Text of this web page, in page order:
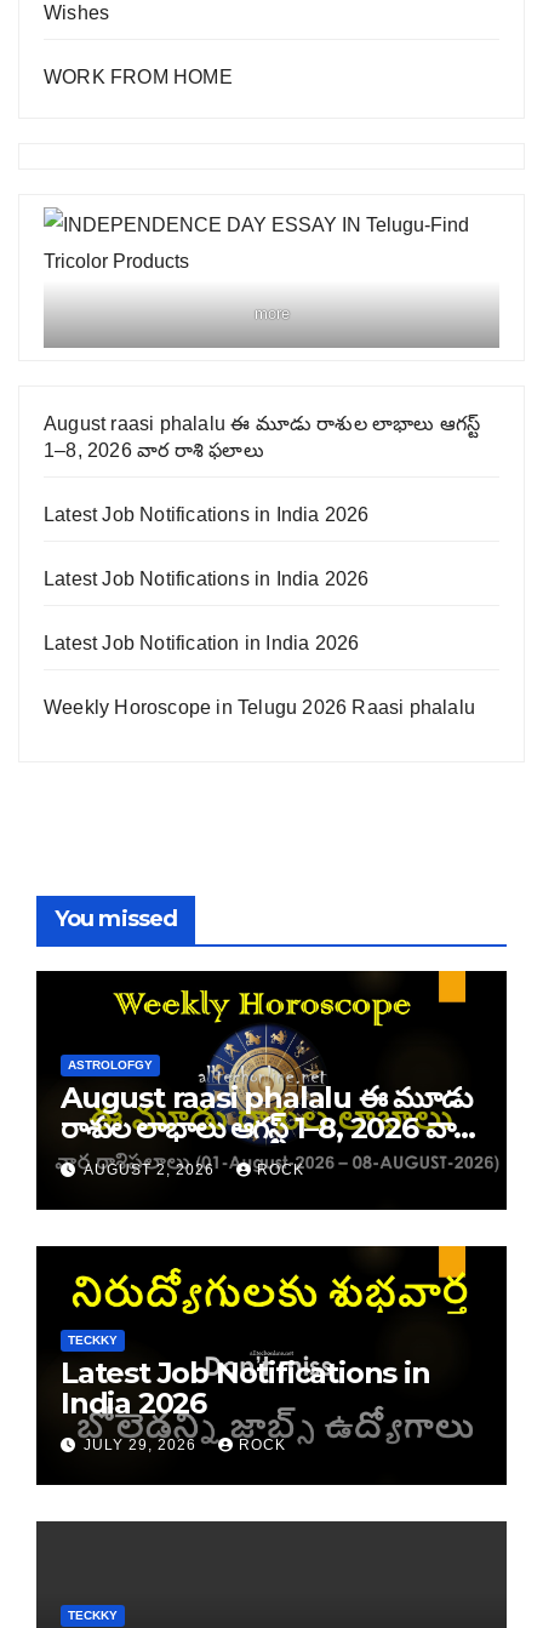
Wishes
WORK FROM HOME
more
August raasi phalalu ఈ మూడు రాశుల లాభాలు ఆగస్ట్
1–8, 2026 వార రాశి ఫలాలు
Latest Job Notifications in India 2026
Latest Job Notifications in India 2026
Latest Job Notification in India 2026
Weekly Horoscope in Telugu 2026 Raasi phalalu
You missed
ASTROLOFGY
August raasi phalalu ఈ మూడు
రాశుల లాభాలు ఆగస్ట్ 1–8, 2026 వార
రాశి ఫలాలు
AUGUST 2, 2026 ROCK
TECKKY
Latest Job Notifications in
India 2026
JULY 29, 2026 ROCK
TECKKY